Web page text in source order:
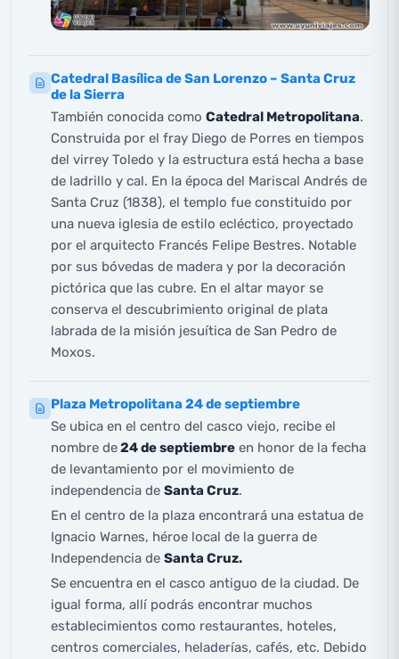
Catedral Basílica de San Lorenzo – Santa Cruz
de la Sierra
También conocida como Catedral Metropolitana.
Construida por el fray Diego de Porres en tiempos
del virrey Toledo y la estructura está hecha a base
de ladrillo y cal. En la época del Mariscal Andrés de
Santa Cruz (1838), el templo fue constituido por
una nueva iglesia de estilo ecléctico, proyectado
por el arquitecto Francés Felipe Bestres. Notable
por sus bóvedas de madera y por la decoración
pictórica que las cubre. En el altar mayor se
conserva el descubrimiento original de plata
labrada de la misión jesuítica de San Pedro de
Moxos.
Plaza Metropolitana 24 de septiembre
Se ubica en el centro del casco viejo, recibe el
nombre de24 de septiembre en honor de la fecha
de levantamiento por el movimiento de
independencia de Santa Cruz.
En el centro de la plaza encontrará una estatua de
Ignacio Warnes, héroe local de la guerra de
Independencia de Santa Cruz.
Se encuentra en el casco antiguo de la ciudad. De
igual forma, allí podrás encontrar muchos
establecimientos como restaurantes, hoteles,
centros comerciales, heladerías, cafés, etc. Debido